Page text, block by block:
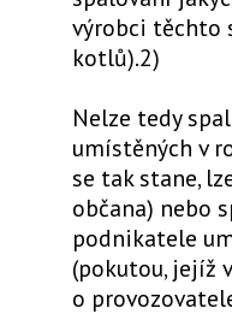
výrobci těchto
kotlů).2)
Nelze tedy
umístěných v
se tak stane,
občana) nebo
podnikatele
(pokutou, jejíž
o